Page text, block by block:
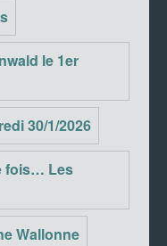
le 1er
30/1/2026
fois… Les
Wallonne